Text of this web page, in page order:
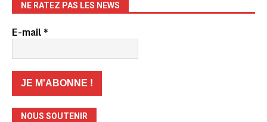
NE RATEZ PAS LES NEWS
E-mail*
NOUS SOUTENIR